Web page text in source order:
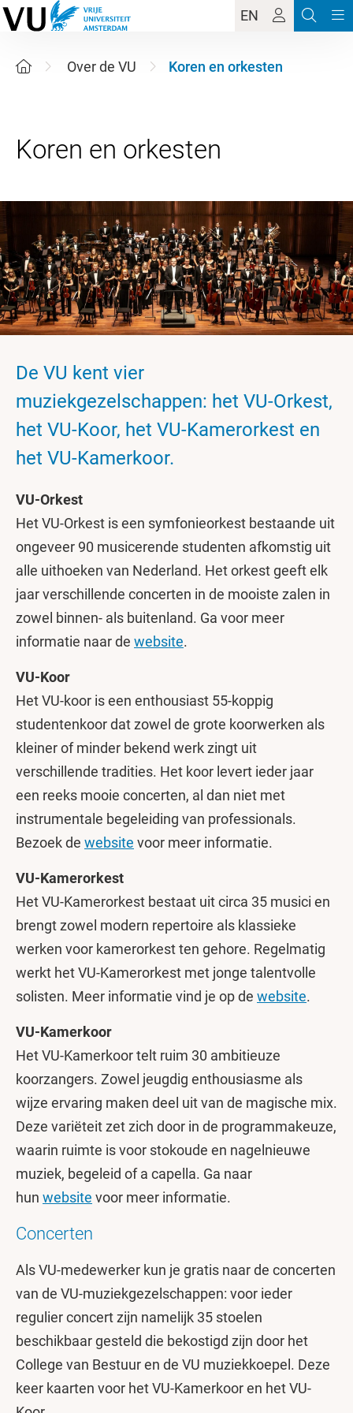
EN
Over de VU Koren en orkesten
De VU kent vier
muziekgezelschappen: het VU-Orkest,
het VU-Koor, het VU-Kamerorkest en
het VU-Kamerkoor.
VU-Orkest
Het VU-Orkest is een symfonieorkest bestaande uit
ongeveer 90 musicerende studenten afkomstig uit
alle uithoeken van Nederland. Het orkest geeft elk
jaar verschillende concerten in de mooiste zalen in
zowel binnen- als buitenland. Ga voor meer
informatie naar de website.
VU-Koor
Het VU-koor is een enthousiast 55-koppig
studentenkoor dat zowel de grote koorwerken als
kleiner of minder bekend werk zingt uit
verschillende tradities. Het koor levert ieder jaar
een reeks mooie concerten, al dan niet met
instrumentale begeleiding van professionals.
Bezoek de website voor meer informatie.
VU-Kamerorkest
Het VU-Kamerorkest bestaat uit circa 35 musici en
brengt zowel modern repertoire als klassieke
werken voor kamerorkest ten gehore. Regelmatig
werkt het VU-Kamerorkest met jonge talentvolle
solisten. Meer informatie vind je op de website.
VU-Kamerkoor
Het VU-Kamerkoor telt ruim 30 ambitieuze
koorzangers. Zowel jeugdig enthousiasme als
wijze ervaring maken deel uit van de magische mix.
Deze variëteit zet zich door in de programmakeuze,
waarin ruimte is voor stokoude en nagelnieuwe
muziek, begeleid of a capella. Ga naar
hun website voor meer informatie.
Concerten
Als VU-medewerker kun je gratis naar de concerten
van de VU-muziekgezelschappen: voor ieder
regulier concert zijn namelijk 35 stoelen
beschikbaar gesteld die bekostigd zijn door het
College van Bestuur en de VU muziekkoepel. Deze
keer kaarten voor het VU-Kamerkoor en het VU-